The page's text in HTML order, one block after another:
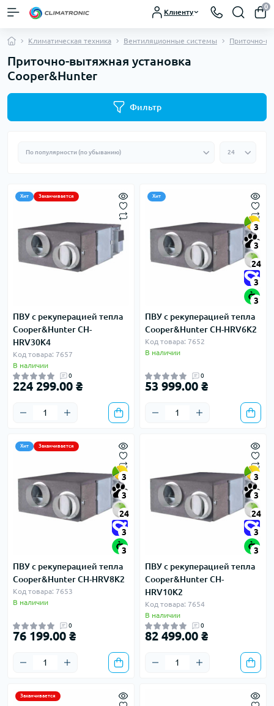
Клиенту
0
Климатическая техника Вентиляционные системы Приточно-
Приточно-вытяжная установка
Cooper&Hunter
Фильтр
Хит Заканчивается
ПВУ с рекуперацией тепла
Cooper&Hunter CH-
HRV30K4
Код товара: 7657
В наличии
0
224 299.00 ₴
Хит
3
3
24
3
3
ПВУ с рекуперацией тепла
Cooper&Hunter CH-HRV6K2
Код товара: 7652
В наличии
0
53 999.00 ₴
Хит Заканчивается
3
3
24
3
3
ПВУ с рекуперацией тепла
Cooper&Hunter CH-HRV8K2
Код товара: 7653
В наличии
0
76 199.00 ₴
3
3
24
3
3
ПВУ с рекуперацией тепла
Cooper&Hunter CH-
HRV10K2
Код товара: 7654
В наличии
0
82 499.00 ₴
Заканчивается